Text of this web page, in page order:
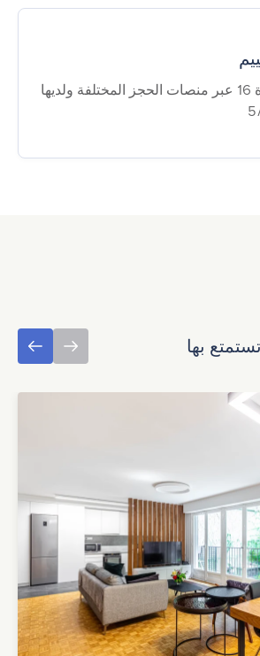
تم حجز هذه الوحدة 16 عبر منصات الحجز المختلفة ولديها
بها